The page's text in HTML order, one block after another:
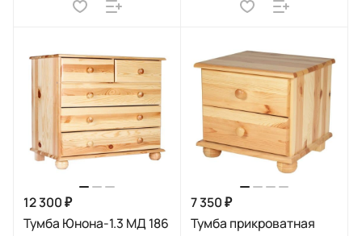
12 300 ₽
Тумба Юнона-1.3 МД 186
7 350 ₽
Тумба прикроватная